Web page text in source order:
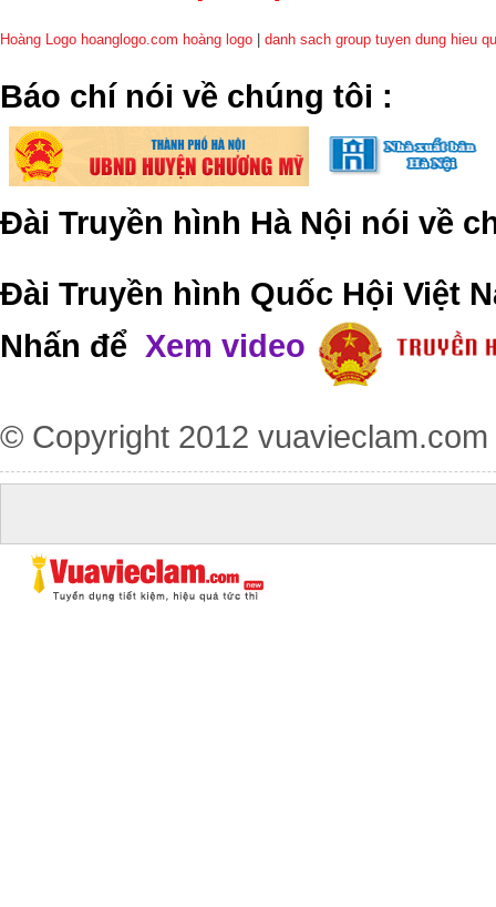
Hoàng Logo hoanglogo.com hoàng logo danh sach group tuyen dung hieu
​Báo chí nói về chúng tôi :
Đài Truyền hình Hà Nội nói về
Đài Truyền hình Quốc Hội Việt
Nhấn để Xem video
© Copyright 2012 vuavieclam.com